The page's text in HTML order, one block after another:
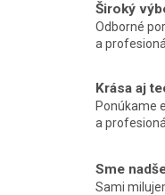
Široký
Odborné
a
Krása aj
Ponúkame
a
Sme
Sami